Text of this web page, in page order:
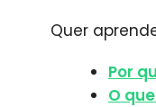
Quer
Por
O